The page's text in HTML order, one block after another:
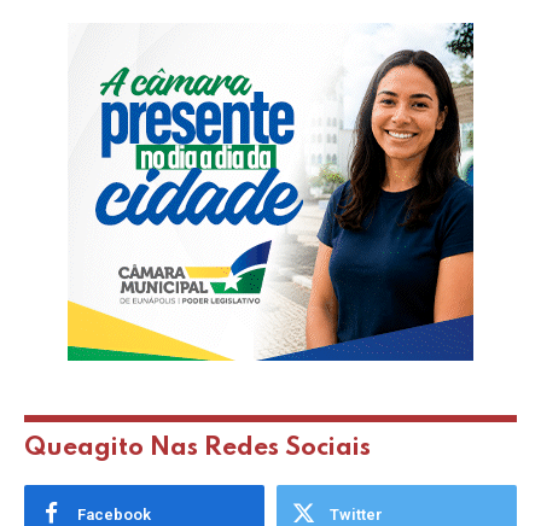
Queagito Nas Redes Sociais
Facebook Twitter